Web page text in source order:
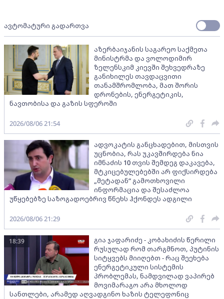
ავტომატური გადართვა
აზერბაიჯანის საგარეო საქმეთა
მინისტრმა და ვოლოდიმირ
ზელენსკიმ კიევში შეხვედრაზე
განიხილეს თავდაცვითი
თანამშრომლობა, მათ შორის
დრონების, ენერგეტიკის,
ნავთობისა და გაზის სფეროში
2026/08/06 21:54
ადვოკატის განცხადებით, მისთვის
უცნობია, რას უკავშირდება ნია
იმნაძის 10 თვის შემდეგ დაკავება,
მტკიცებულებებში არ ფიქსირდება
„მეტადან“ გამოთხოვილი
ინფორმაცია და შესაძლოა
უწყებებზე საზოგადოებრივ წნეხს ჰქონდეს ადგილი
2026/08/06 21:29
გია ჯაფარიძე - კობახიძის წერილი
რუსულად რომ თარგმნოთ, პუტინის
სიტყვებს მიიღებთ - რაც შეეხება
ენერგეტიკული სისტემის
პრობლემას, ნამდვილად ვაპირებ
მოვიმარაგო არა მხოლოდ
სანთლები, არამედ აღვადგინო ხაზის ტელეფონიც
18:39